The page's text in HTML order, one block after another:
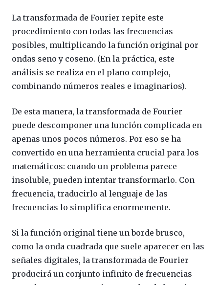
La transformada de Fourier repite este
procedimiento con todas las frecuencias
posibles, multiplicando la función original por
ondas seno y coseno. (En la práctica, este
análisis se realiza en el plano complejo,
combinando números reales e imaginarios).
De esta manera, la transformada de Fourier
puede descomponer una función complicada en
apenas unos pocos números. Por eso se ha
convertido en una herramienta crucial para los
matemáticos: cuando un problema parece
insoluble, pueden intentar transformarlo. Con
frecuencia, traducirlo al lenguaje de las
frecuencias lo simplifica enormemente.
Si la función original tiene un borde brusco,
como la onda cuadrada que suele aparecer en las
señales digitales, la transformada de Fourier
producirá un conjunto infinito de frecuencias